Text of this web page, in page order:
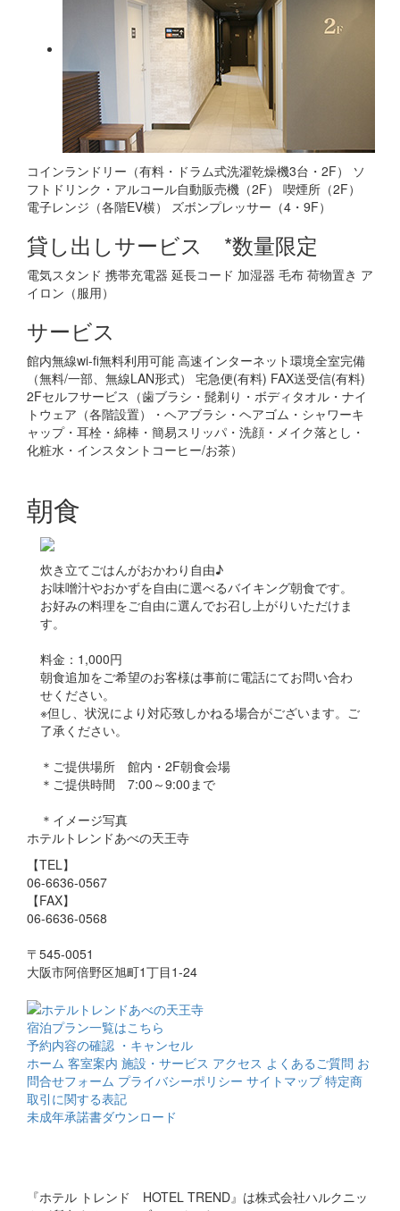
コインランドリー（有料・ドラム式洗濯乾燥機3台・2F）
ソ
フトドリンク・アルコール自動販売機（2F）
喫煙所（2F）
電子レンジ（各階EV横）
ズボンプレッサー（4・9F）
貸し出しサービス *数量限定
電気スタンド 携帯充電器 延長コード 加湿器 毛布 荷物置き ア
イロン（服用）
サービス
館内無線wi-fi無料利用可能 高速インターネット環境全室完備
（無料/一部、無線LAN形式）
宅急便(有料) FAX送受信(有料)
2Fセルフサービス（歯ブラシ・髭剃り・ボディタオル・ナイ
トウェア（各階設置）・ヘアブラシ・ヘアゴム・シャワーキ
ャップ・耳栓・綿棒・簡易スリッパ・洗顔・メイク落とし・
化粧水・インスタントコーヒー/お茶）
朝食
炊き立てごはんがおかわり自由♪
お味噌汁やおかずを自由に選べるバイキング朝食です。
お好みの料理をご自由に選んでお召し上がりいただけま
す。
料金：1,000円
朝食追加をご希望のお客様は事前に電話にてお問い合わ
せください。
※但し、状況により対応致しかねる場合がございます。ご
了承ください。
＊ご提供場所 館内・2F朝食会場
＊ご提供時間 7:00～9:00まで
＊イメージ写真
ホテルトレンドあべの天王寺
【TEL】
06-6636-0567
【FAX】
06-6636-0568
〒545-0051
大阪市阿倍野区旭町1丁目1-24
宿泊プラン一覧はこちら
予約内容の確認 ・キャンセル
ホーム 客室案内 施設・サービス アクセス よくあるご質問 お
問合せフォーム プライバシーポリシー サイトマップ 特定商
取引に関する表記
未成年承諾書ダウンロード
『ホテル トレンド HOTEL TREND』は株式会社ハルクニッ